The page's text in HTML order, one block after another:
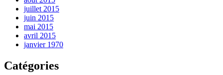
juillet 2015
juin 2015
mai 2015
avril 2015
janvier 1970
Catégories